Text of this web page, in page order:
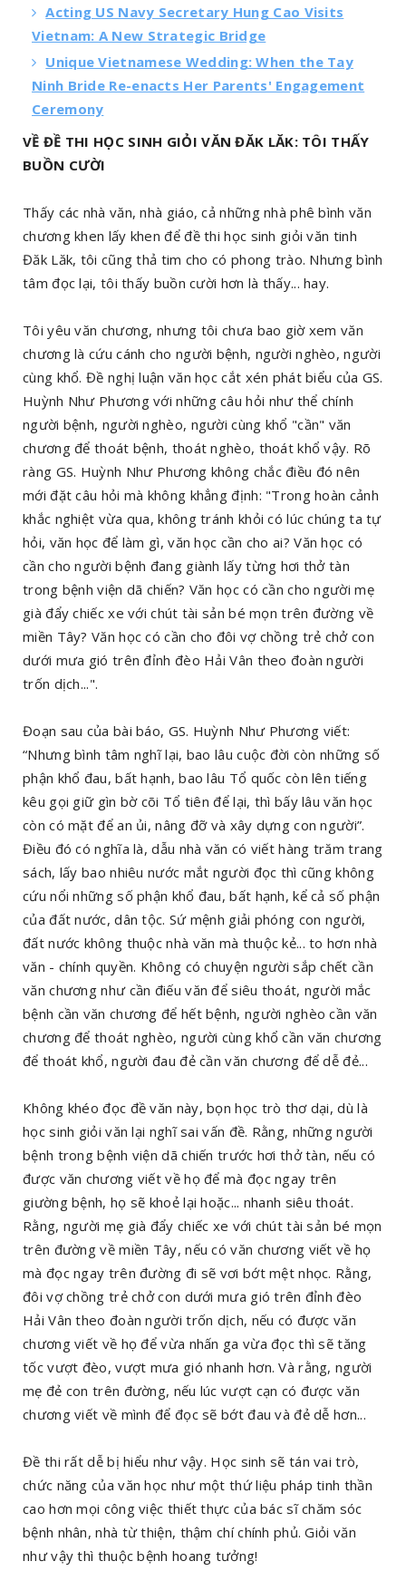
Acting US Navy Secretary Hung Cao Visits
Vietnam: A New Strategic Bridge
Unique Vietnamese Wedding: When the Tay
Ninh Bride Re-enacts Her Parents' Engagement
Ceremony
VỀ ĐỀ THI HỌC SINH GIỎI VĂN ĐĂK LĂK: TÔI THẤY
BUỒN CƯỜI
Thấy các nhà văn, nhà giáo, cả những nhà phê bình văn
chương khen lấy khen để đề thi học sinh giỏi văn tinh
Đăk Lăk, tôi cũng thả tim cho có phong trào. Nhưng bình
tâm đọc lại, tôi thấy buồn cười hơn là thấy... hay.
Tôi yêu văn chương, nhưng tôi chưa bao giờ xem văn
chương là cứu cánh cho người bệnh, người nghèo, người
cùng khổ. Đề nghị luận văn học cắt xén phát biểu của GS.
Huỳnh Như Phương với những câu hỏi như thể chính
người bệnh, người nghèo, người cùng khổ "cần" văn
chương để thoát bệnh, thoát nghèo, thoát khổ vậy. Rõ
ràng GS. Huỳnh Như Phương không chắc điều đó nên
mới đặt câu hỏi mà không khẳng định: "Trong hoàn cảnh
khắc nghiệt vừa qua, không tránh khỏi có lúc chúng ta tự
hỏi, văn học để làm gì, văn học cần cho ai? Văn học có
cần cho người bệnh đang giành lấy từng hơi thở tàn
trong bệnh viện dã chiến? Văn học có cần cho người mẹ
già đẩy chiếc xe với chút tài sản bé mọn trên đường về
miền Tây? Văn học có cần cho đôi vợ chồng trẻ chở con
dưới mưa gió trên đỉnh đèo Hải Vân theo đoàn người
trốn dịch...".
Đoạn sau của bài báo, GS. Huỳnh Như Phương viết:
“Nhưng bình tâm nghĩ lại, bao lâu cuộc đời còn những số
phận khổ đau, bất hạnh, bao lâu Tổ quốc còn lên tiếng
kêu gọi giữ gìn bờ cõi Tổ tiên để lại, thì bấy lâu văn học
còn có mặt để an ủi, nâng đỡ và xây dựng con người”.
Điều đó có nghĩa là, dẫu nhà văn có viết hàng trăm trang
sách, lấy bao nhiêu nước mắt người đọc thì cũng không
cứu nổi những số phận khổ đau, bất hạnh, kể cả số phận
của đất nước, dân tộc. Sứ mệnh giải phóng con người,
đất nước không thuộc nhà văn mà thuộc kẻ... to hơn nhà
văn - chính quyền. Không có chuyện người sắp chết cần
văn chương như cần điếu văn để siêu thoát, người mắc
bệnh cần văn chương để hết bệnh, người nghèo cần văn
chương để thoát nghèo, người cùng khổ cần văn chương
để thoát khổ, người đau đẻ cần văn chương để dễ đẻ...
Không khéo đọc đề văn này, bọn học trò thơ dại, dù là
học sinh giỏi văn lại nghĩ sai vấn đề. Rằng, những người
bệnh trong bệnh viện dã chiến trước hơi thở tàn, nếu có
được văn chương viết về họ để mà đọc ngay trên
giường bệnh, họ sẽ khoẻ lại hoặc... nhanh siêu thoát.
Rằng, người mẹ già đẩy chiếc xe với chút tài sản bé mọn
trên đường về miền Tây, nếu có văn chương viết về họ
mà đọc ngay trên đường đi sẽ vơi bớt mệt nhọc. Rằng,
đôi vợ chồng trẻ chở con dưới mưa gió trên đỉnh đèo
Hải Vân theo đoàn người trốn dịch, nếu có được văn
chương viết về họ để vừa nhấn ga vừa đọc thì sẽ tăng
tốc vượt đèo, vượt mưa gió nhanh hơn. Và rằng, người
mẹ đẻ con trên đường, nếu lúc vượt cạn có được văn
chương viết về mình để đọc sẽ bớt đau và đẻ dễ hơn...
Đề thi rất dễ bị hiểu như vậy. Học sinh sẽ tán vai trò,
chức năng của văn học như một thứ liệu pháp tinh thần
cao hơn mọi công việc thiết thực của bác sĩ chăm sóc
bệnh nhân, nhà từ thiện, thậm chí chính phủ. Giỏi văn
như vậy thì thuộc bệnh hoang tưởng!